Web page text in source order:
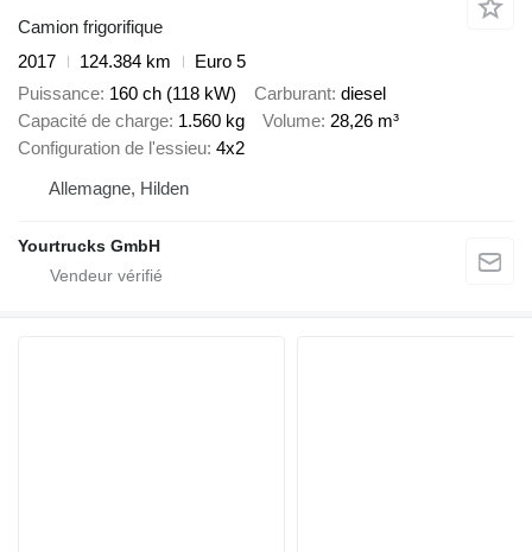
Camion frigorifique
2017
124.384 km
Euro 5
Puissance 160 ch (118 kW) Carburant diesel
Capacité de charge 1.560 kg Volume 28,26 m³
Configuration de l'essieu 4x2
Allemagne, Hilden
Yourtrucks GmbH